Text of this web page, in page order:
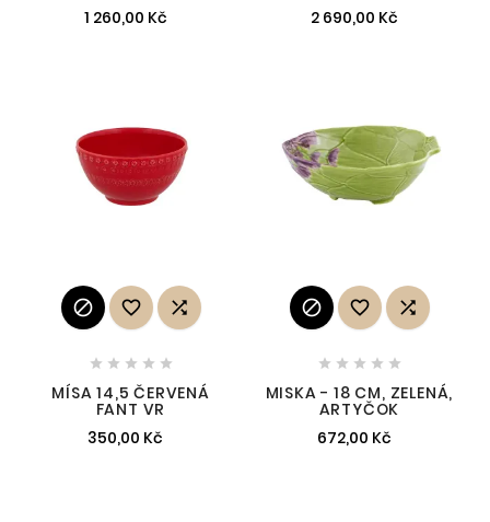
1 260,00 Kč
2 690,00 Kč
  
    
MÍSA 14,5 ČERVENÁ
FANT VR
350,00 Kč
  
    
MISKA - 18 CM, ZELENÁ,
ARTYČOK
672,00 Kč